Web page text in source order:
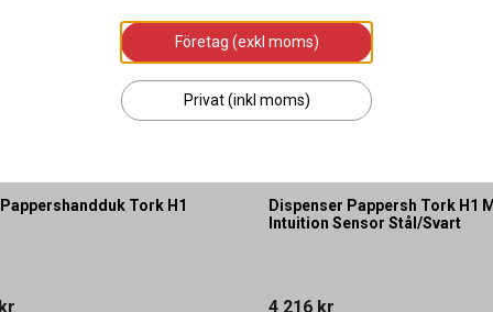
Tork H1
Dispenser Pappersh Tork H1
Intuition Sensor Stål/Svart
4 216 kr
Företag (exkl moms)
Privat (inkl moms)